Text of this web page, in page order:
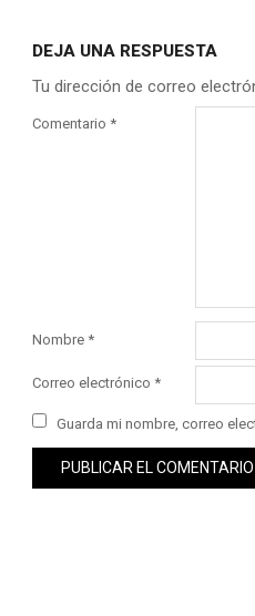
DEJA UNA RESPUESTA
Tu dirección de correo
Comentario *
Nombre *
Correo electrónico *
Guarda mi nombre, correo